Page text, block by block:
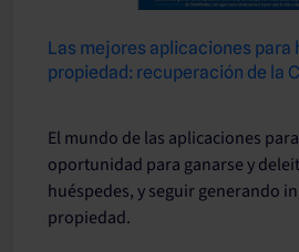
Las mejores aplicaciones para
propiedad: recuperación de la
El mundo de las aplicaciones
oportunidad para ganarse y
huéspedes, y seguir generando
propiedad.